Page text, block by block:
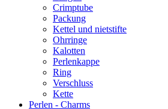
Crimptube
Packung
Kettel und nietstifte
Ohrringe
Kalotten
Perlenkappe
Ring
Verschluss
Kette
Perlen - Charms